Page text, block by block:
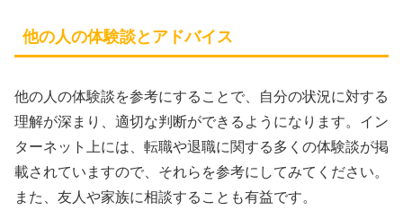
他の人の体験談とアドバイス
他の人の体験談を参考にすることで、自分の状況に対する
理解が深まり、適切な判断ができるようになります。イン
ターネット上には、転職や退職に関する多くの体験談が掲
載されていますので、それらを参考にしてみてください。
また、友人や家族に相談することも有益です。